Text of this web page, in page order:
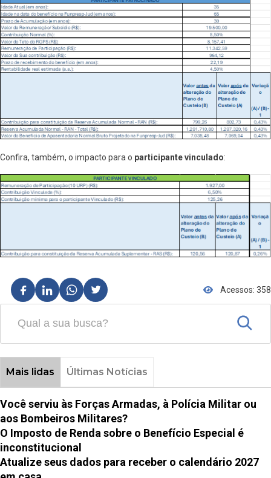
Confira, também, o impacto para o participante vinculado:
Acessos: 358
Mais lidas Últimas Notícias
Você serviu às Forças Armadas, à Polícia Militar ou
aos Bombeiros Militares?
O Imposto de Renda sobre o Benefício Especial é
inconstitucional
Atualize seus dados para receber o calendário 2027